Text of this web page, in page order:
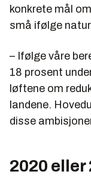
konkrete mål
små ifølge
– Ifølge våre
18 prosent
løftene om
landene.
disse
2020 eller